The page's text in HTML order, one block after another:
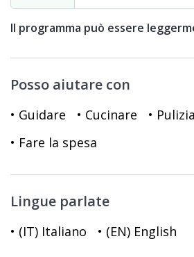
Il programma può essere
Posso aiutare con
• Guidare • Cucinare
•
• Fare la spesa
Lingue parlate
• (IT) Italiano • (EN) English